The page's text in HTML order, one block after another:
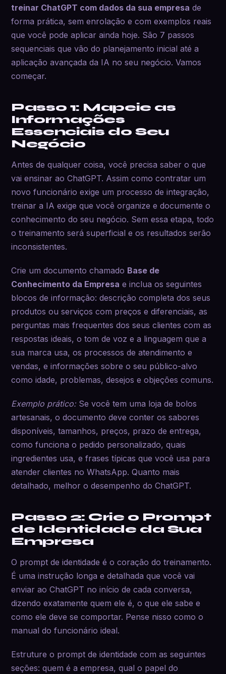
treinar ChatGPT com dados da sua empresa de
forma prática, sem enrolação e com exemplos reais
que você pode aplicar ainda hoje. São 7 passos
sequenciais que vão do planejamento inicial até a
aplicação avançada da IA no seu negócio. Vamos
começar.
Passo 1: Mapeie as
Informações
Essenciais do Seu
Negócio
Antes de qualquer coisa, você precisa saber o que
vai ensinar ao ChatGPT. Assim como contratar um
novo funcionário exige um processo de integração,
treinar a IA exige que você organize e documente o
conhecimento do seu negócio. Sem essa etapa, todo
o treinamento será superficial e os resultados serão
inconsistentes.
Crie um documento chamado Base de
Conhecimento da Empresa e inclua os seguintes
blocos de informação: descrição completa dos seus
produtos ou serviços com preços e diferenciais, as
perguntas mais frequentes dos seus clientes com as
respostas ideais, o tom de voz e a linguagem que a
sua marca usa, os processos de atendimento e
vendas, e informações sobre o seu público-alvo
como idade, problemas, desejos e objeções comuns.
Exemplo prático:Se você tem uma loja de bolos
artesanais, o documento deve conter os sabores
disponíveis, tamanhos, preços, prazo de entrega,
como funciona o pedido personalizado, quais
ingredientes usa, e frases típicas que você usa para
atender clientes no WhatsApp. Quanto mais
detalhado, melhor o desempenho do ChatGPT.
Passo 2: Crie o Prompt
de Identidade da Sua
Empresa
O prompt de identidade é o coração do treinamento.
É uma instrução longa e detalhada que você vai
enviar ao ChatGPT no início de cada conversa,
dizendo exatamente quem ele é, o que ele sabe e
como ele deve se comportar. Pense nisso como o
manual do funcionário ideal.
Estruture o prompt de identidade com as seguintes
seções: quem é a empresa, qual o papel do